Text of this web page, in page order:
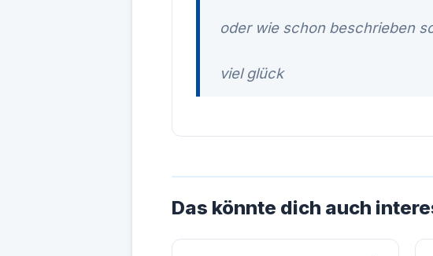
oder wie schon beschrieben
viel glück
Das könnte dich auch